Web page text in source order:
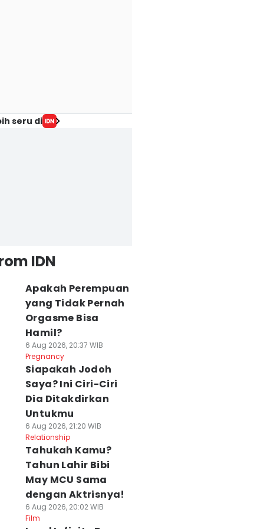
seru di
IDN
Apakah Perempuan
yang Tidak Pernah
Orgasme Bisa
Hamil?
6 Aug 2026, 20:37 WIB
Pregnancy
Siapakah Jodoh
Saya? Ini Ciri-Ciri
Dia Ditakdirkan
Untukmu
6 Aug 2026, 21:20 WIB
Relationship
Tahukah Kamu?
Tahun Lahir Bibi
May MCU Sama
dengan Aktrisnya!
6 Aug 2026, 20:02 WIB
Film